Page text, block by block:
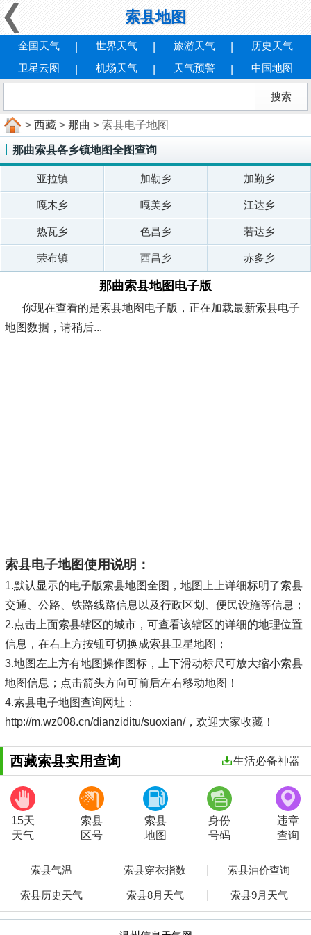
索县地图
全国天气 世界天气 旅游天气
历史天气
卫星云图
机场天气 天气预警 中国地图
> 西藏 > 那曲 > 索县电子地图
那曲索县各乡镇地图全图查询
亚拉镇 加勒乡 加勤乡
嘎木乡 嘎美乡 江达乡
热瓦乡 色昌乡 若达乡
荣布镇 西昌乡 赤多乡
那曲索县地图电子版
你现在查看的是索县地图电子版，正在加载最新索县电子
地图数据，请稍后...
索县电子地图使用说明：
1.默认显示的电子版索县地图全图，地图上上详细标明了索县
交通、公路、铁路线路信息以及行政区划、便民设施等信息；
2.点击上面索县辖区的城市，可查看该辖区的详细的地理位置
信息，在右上方按钮可切换成索县卫星地图；
3.地图左上方有地图操作图标，上下滑动标尺可放大缩小索县
地图信息；点击箭头方向可前后左右移动地图！
4.索县电子地图查询网址：
http://m.wz008.cn/dianziditu/suoxian/，欢迎大家收藏！
西藏索县实用查询 生活必备神器
15天
天气
索县
区号
索县
地图
身份
号码
违章
查询
索县气温 索县穿衣指数 索县油价查询
索县历史天气 索县8月天气 索县9月天气